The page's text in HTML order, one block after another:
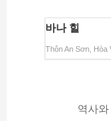
바나 힐
Thôn An Sơn, Hòa
역사